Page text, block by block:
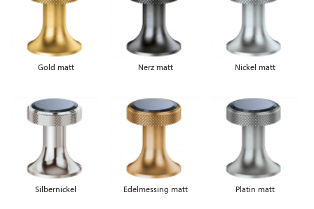
Gold matt Nerz matt Nickel matt
Silbernickel Edelmessing matt Platin matt